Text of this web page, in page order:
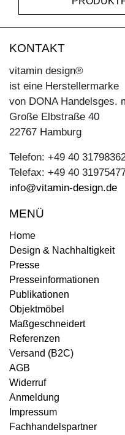
KONTAKT
vitamin design®
ist eine Herstellermarke
von DONA Handelsges.
Große Elbstraße 40
22767 Hamburg
Telefon: +49 40
Telefax: +49 40
info@vitamin-design.de
MENÜ
Home
Design & Nachhaltigkeit
Presse
Presseinformationen
Publikationen
Objektmöbel
Maßgeschneidert
Referenzen
Versand (B2C)
AGB
Widerruf
Anmeldung
Impressum
Fachhandelspartner